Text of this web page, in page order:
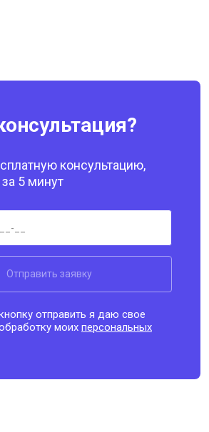
консультацию,
5 минут
Отправить заявку
отправить я даю свое
моихперсональных